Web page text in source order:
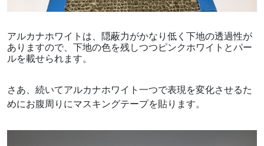
アルカナホワイトは、隠蔽力がかなり低く下地の透過性が
ありますので、下地の色を残しつつピンクホワイトとパー
ルを載せられます。
さあ、続いてアルカナホワイト一つで表現を変化させるた
めにお腹周りにマスキングテープを貼ります。